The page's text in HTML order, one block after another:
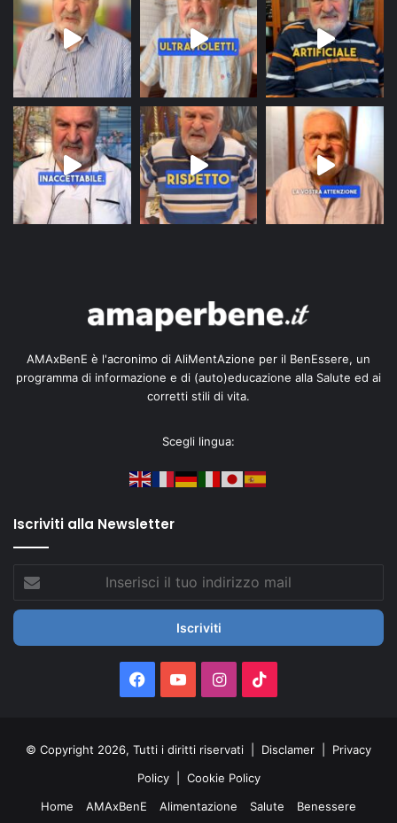
AMAxBenE è l'acronimo di AliMentAzione per il BenEssere, un
programma di informazione e di (auto)educazione alla Salute ed ai
corretti stili di vita.
Scegli lingua:
Iscriviti alla Newsletter
tuo
mail
Facebook
You Instagram
© Copyright 2026, Tutti i diritti riservati | Disclamer
Privacy
Policy
Cookie Policy
Home
AMAxBenE Alimentazione Salute Benessere